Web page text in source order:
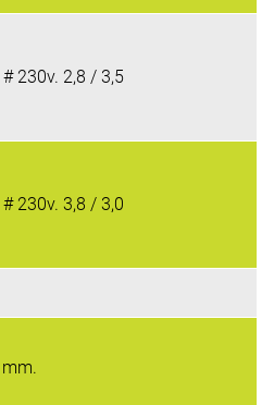
230v. 2,8 / 3,5
230v. 3,8 / 3,0